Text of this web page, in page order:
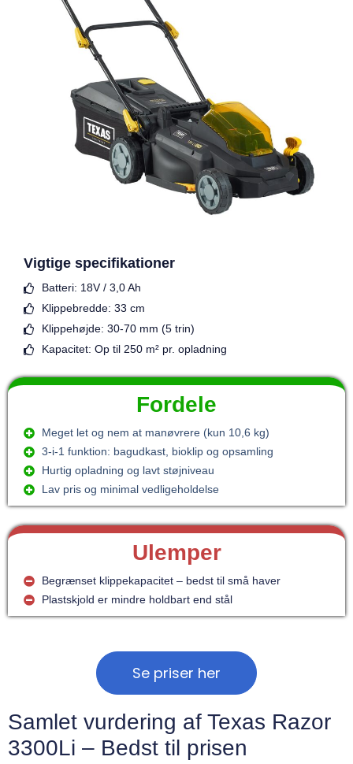
Vigtige specifikationer
Batteri: 18V / 3,0 Ah
Klippebredde: 33 cm
Klippehøjde: 30-70 mm (5 trin)
Kapacitet: Op til 250 m² pr. opladning
Fordele
Meget let og nem at manøvrere (kun 10,6 kg)
3-i-1 funktion: bagudkast, bioklip og opsamling
Hurtig opladning og lavt støjniveau
Lav pris og minimal vedligeholdelse
Ulemper
Begrænset klippekapacitet – bedst til små haver
Plastskjold er mindre holdbart end stål
Se priser her
Samlet vurdering af Texas Razor
3300Li – Bedst til prisen